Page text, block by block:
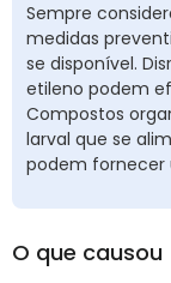
Sempre
medidas
se disponível.
etileno podem
Compostos
larval que se
podem fornecer
O que causou